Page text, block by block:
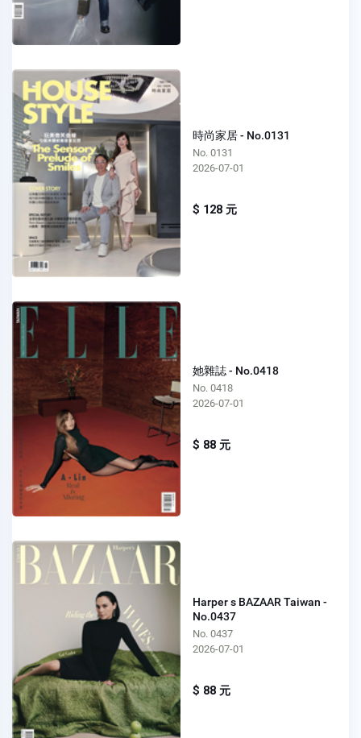
時尚家居 - No.0131
No. 0131
2026-07-01
$ 128 元
她雜誌 - No.0418
No. 0418
2026-07-01
$ 88 元
Harper s BAZAAR Taiwan -
No.0437
No. 0437
2026-07-01
$ 88 元